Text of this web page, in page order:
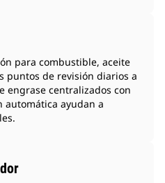
para combustible, aceite
puntos de revisión diarios a
engrase centralizados con
automática ayudan a